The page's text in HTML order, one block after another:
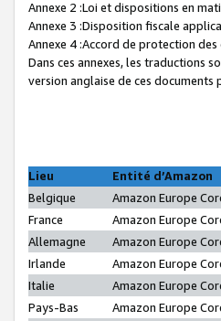
Annexe 2 :Loi et dispositions en
Annexe 3 :Disposition fiscale
Annexe 4 :Accord de protection
Dans ces annexes, les traductions
version anglaise de ces documents
Lieu
Entité d’Amazon
Belgique
Amazon Europe
France
Amazon Europe
Allemagne
Amazon Europe
Irlande
Amazon Europe
Italie
Amazon Europe
Pays-Bas
Amazon Europe